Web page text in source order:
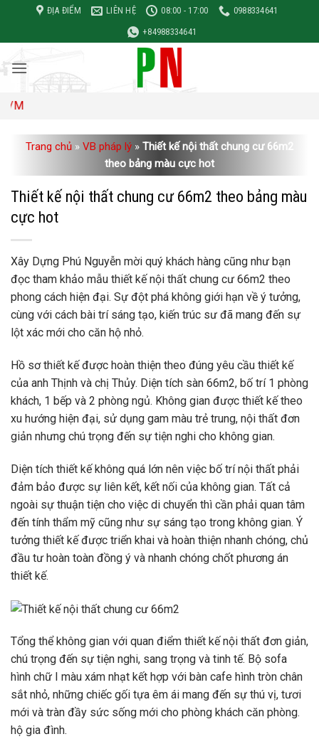
nội
dung
ĐỊA ĐIỂM LIÊN HỆ 08:00 - 17:00
0988334641
+84988334641
Trang chủ » VB pháp lý » Thiết kế nội thất chung cư 66m2
theo bảng màu cực hot
Thiết kế nội thất chung cư 66m2 theo bảng màu
cực hot
Xây Dựng Phú Nguyễn mời quý khách hàng cũng như bạn
đọc tham khảo mẫu thiết kế nội thất chung cư 66m2 theo
phong cách hiện đại. Sự đột phá không giới hạn về ý tưởng,
cùng với cách bài trí sáng tạo, kiến ​​trúc sư đã mang đến sự
lột xác mới cho căn hộ nhỏ.
Hồ sơ thiết kế được hoàn thiện theo đúng yêu cầu thiết kế
của anh Thịnh và chị Thủy. Diện tích sàn 66m2, bố trí 1 phòng
khách, 1 bếp và 2 phòng ngủ. Không gian được thiết kế theo
xu hướng hiện đại, sử dụng gam màu trẻ trung, nội thất đơn
giản nhưng chú trọng đến sự tiện nghi cho không gian.
Diện tích thiết kế không quá lớn nên việc bố trí nội thất phải
đảm bảo được sự liên kết, kết nối của không gian. Tất cả
ngoài sự thuận tiện cho việc di chuyển thì cần phải quan tâm
đến tính thẩm mỹ cũng như sự sáng tạo trong không gian. Ý
tưởng thiết kế được triển khai và hoàn thiện nhanh chóng, chủ
đầu tư hoàn toàn đồng ý và nhanh chóng chốt phương án
thiết kế.
Tổng thể không gian với quan điểm thiết kế nội thất đơn giản,
chú trọng đến sự tiện nghi, sang trọng và tinh tế. Bộ sofa
hình chữ I màu xám nhạt kết hợp với bàn cafe hình tròn chân
sắt nhỏ, những chiếc gối tựa êm ái mang đến sự thú vị, tươi
mới và tràn đầy sức sống mới cho phòng khách căn phòng.
hộ gia đình.